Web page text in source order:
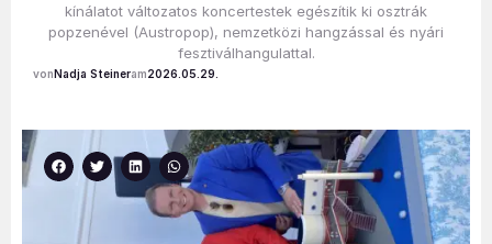
kínálatot változatos koncertestek egészítik ki osztrák
popzenével (Austropop), nemzetközi hangzással és nyári
fesztiválhangulattal.
Nadja Steiner 2026.05.29.